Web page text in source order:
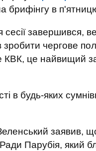
брифінгу в
завершився,
чергове
це найвищий
в будь-яких
заявив,
Парубія, який